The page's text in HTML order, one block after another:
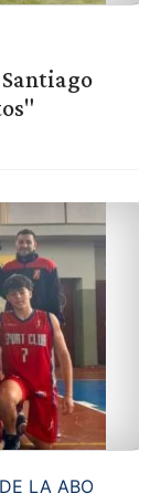
LA ABO